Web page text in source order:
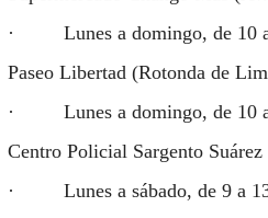
· Lunes a domingo, de 10
Paseo Libertad (Rotonda de
· Lunes a domingo, de 10
Centro Policial Sargento Suárez
· Lunes a sábado, de 9 a